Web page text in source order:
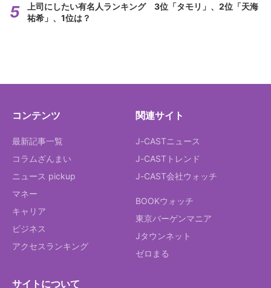
上司にしたい有名人ランキング 3位「タモリ」、2位「天海
祐希」、1位は？
コンテンツ
最新記事一覧
コラムざんまい
ニュース pickup
マネー
キャリア
ビジネス
アクセスランキング
関連サイト
J-CASTニュース
J-CASTトレンド
J-CAST会社ウォッチ
BOOKウォッチ
東京バーゲンマニア
Jタウンネット
ゼロまる
サイトについて